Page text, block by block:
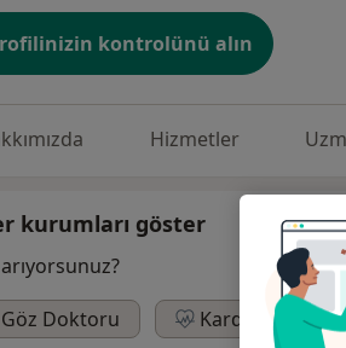
kontrolünü alın
Hizmetler
kurumları göster
Göz Doktoru
Kardiyolog